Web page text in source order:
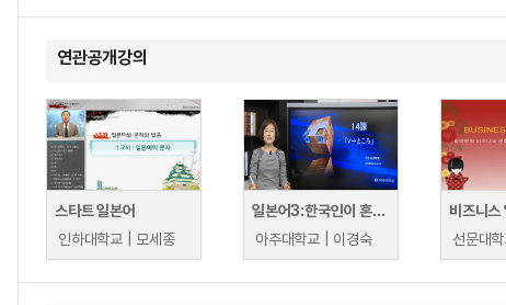
연관공개강의
스타트 일본어
인하대학교 | 모세종
일본어3:한국인이 혼동하기 쉬운 일본어문형들
아주대학교 | 이경숙
비즈니스
선문대